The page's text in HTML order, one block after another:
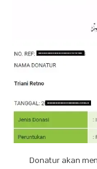
Donatur akan